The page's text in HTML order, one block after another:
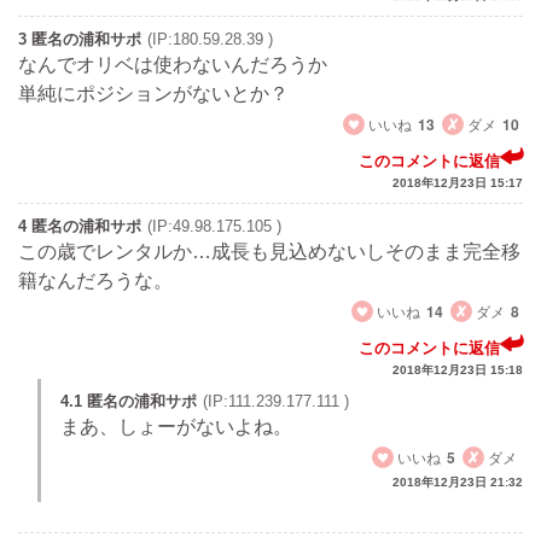
3 匿名の浦和サポ (IP:180.59.28.39 )
なんでオリベは使わないんだろうか
単純にポジションがないとか？
いいね 13 ダメ 10
このコメントに返信
2018年12月23日 15:17
4 匿名の浦和サポ (IP:49.98.175.105 )
この歳でレンタルか…成長も見込めないしそのまま完全移
籍なんだろうな。
いいね 14 ダメ 8
このコメントに返信
2018年12月23日 15:18
4.1 匿名の浦和サポ (IP:111.239.177.111 )
まあ、しょーがないよね。
いいね 5 ダメ
2018年12月23日 21:32